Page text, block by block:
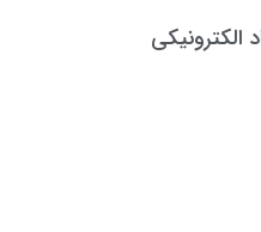
الکترونیکی